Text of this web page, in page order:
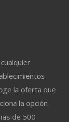
la oferta que
la opción
de 500